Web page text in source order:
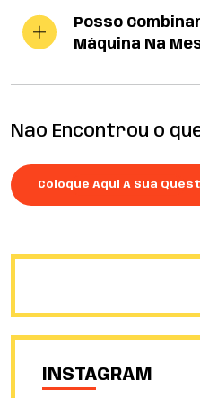
Posso
Máquina Na
Nao Encontrou o
Coloque Aqui A Sua
INSTAGRAM